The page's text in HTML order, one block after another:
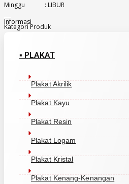
Kategori Produk
▪ PLAKAT
Plakat Akrilik
Plakat Kayu
Plakat Resin
Plakat Logam
Plakat Kristal
Plakat Kenang-Kenangan
Minggu : LIBUR
Informasi
Metode Pembayaran
Pengembalian Dana
Testimoni
Galeri
Bukti Kirim
Blog
Layanan Pengiriman